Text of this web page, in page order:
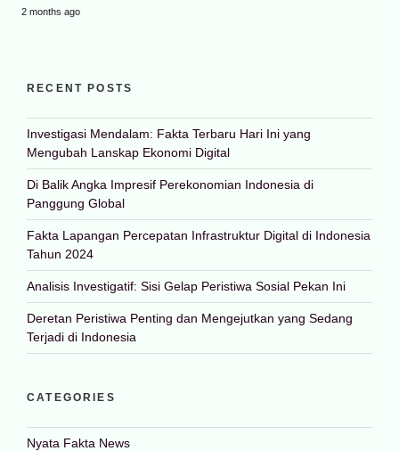
2 months ago
RECENT POSTS
Investigasi Mendalam: Fakta Terbaru Hari Ini yang
Mengubah Lanskap Ekonomi Digital
Di Balik Angka Impresif Perekonomian Indonesia di
Panggung Global
Fakta Lapangan Percepatan Infrastruktur Digital di Indonesia
Tahun 2024
Analisis Investigatif: Sisi Gelap Peristiwa Sosial Pekan Ini
Deretan Peristiwa Penting dan Mengejutkan yang Sedang
Terjadi di Indonesia
CATEGORIES
Nyata Fakta News